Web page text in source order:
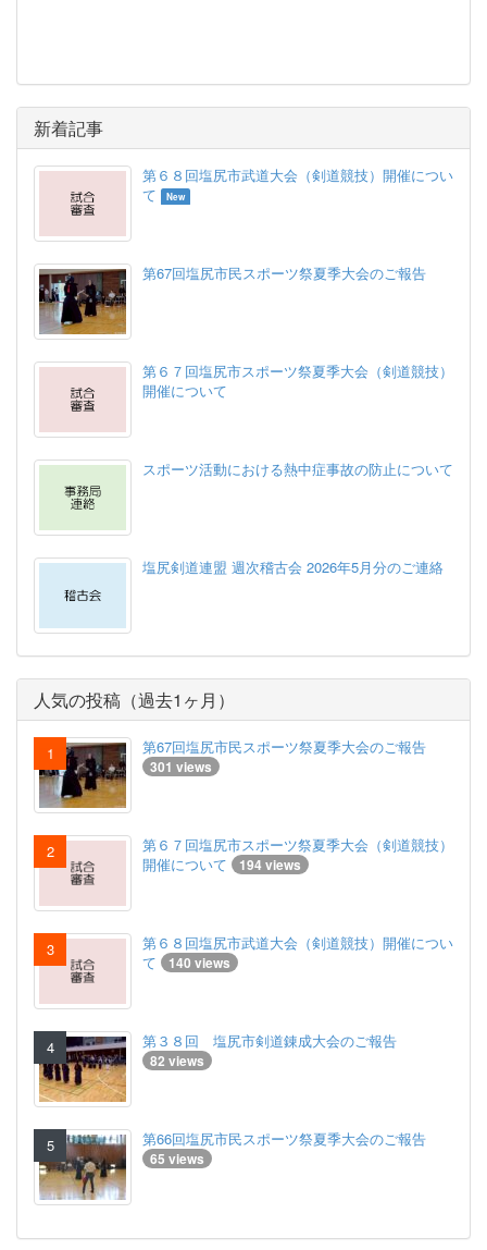
新着記事
第６８回塩尻市武道大会（剣道競技）開催につい
て
New
第67回塩尻市民スポーツ祭夏季大会のご報告
第６７回塩尻市スポーツ祭夏季大会（剣道競技）
開催について
スポーツ活動における熱中症事故の防止について
塩尻剣道連盟 週次稽古会 2026年5月分のご連絡
人気の投稿（過去1ヶ月）
第67回塩尻市民スポーツ祭夏季大会のご報告
301 views
第６７回塩尻市スポーツ祭夏季大会（剣道競技）
開催について
194 views
第６８回塩尻市武道大会（剣道競技）開催につい
て
140 views
第３８回 塩尻市剣道錬成大会のご報告
82 views
第66回塩尻市民スポーツ祭夏季大会のご報告
65 views